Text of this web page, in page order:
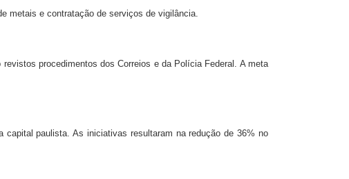
metais e contratação de serviços de vigilância.
procedimentos dos Correios e da Polícia Federal. A meta
paulista. As iniciativas resultaram na redução de 36% no